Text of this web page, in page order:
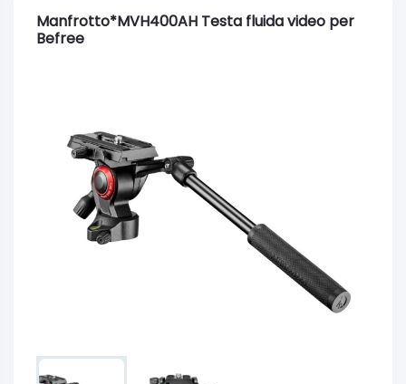
Manfrotto*MVH400AH Testa fluida video per
Befree